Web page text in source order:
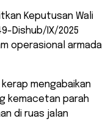
Keputusan Wali
Dishub/IX/2025
operasional armada
mengabaikan
kemacetan parah
di ruas jalan